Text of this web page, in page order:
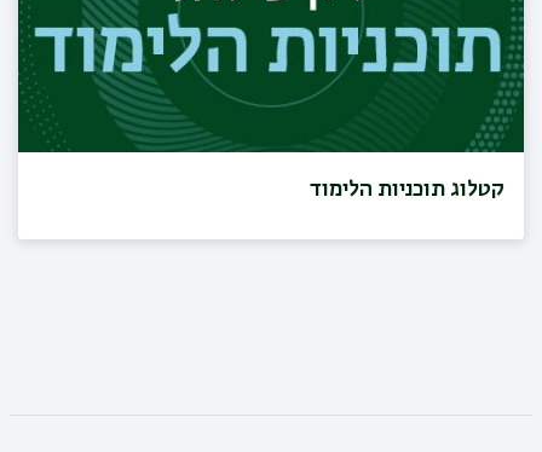
קטלוג תוכניות הלימוד